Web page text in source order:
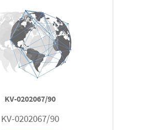
KV-0202067/90
KV-0202067/90